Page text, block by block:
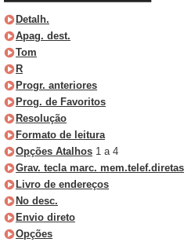
Detalh.
Apag. dest.
Tom
R
Progr. anteriores
Prog. de Favoritos
Resolução
Formato de leitura
Opções Atalhos 1 a 4
Grav. tecla marc. mem.telef.diretas
Livro de endereços
No desc.
Envio direto
Opções